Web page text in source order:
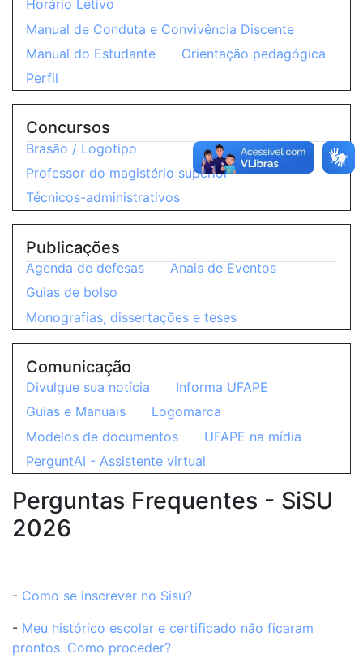
Perguntas Frequentes - SiSU
2026
- Como se inscrever no Sisu?
- Meu histórico escolar e certificado não ficaram
prontos. Como proceder?
Horário Letivo
Manual de Conduta e Convivência Discente
Manual do Estudante
Orientação pedagógica
Perfil
Concursos
Brasão / Logotipo
Professor do magistério superior
Técnicos-administrativos
Publicações
Agenda de defesas
Anais de Eventos
Guias de bolso
Monografias, dissertações e teses
Comunicação
Divulgue sua notícia
Informa UFAPE
Guias e Manuais
Logomarca
Modelos de documentos
UFAPE na mídia
PerguntAI - Assistente virtual